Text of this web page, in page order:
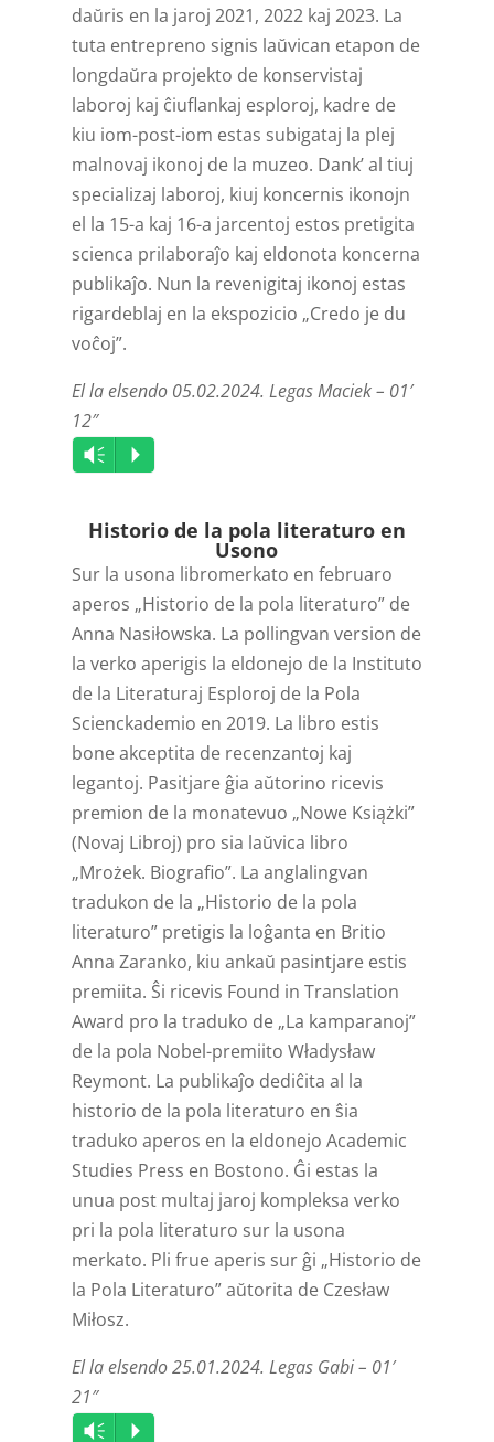
daŭris en la jaroj 2021, 2022 kaj 2023. La
tuta entrepreno signis laŭvican etapon de
longdaŭra projekto de konservistaj
laboroj kaj ĉiuflankaj esploroj, kadre de
kiu iom-post-iom estas subigataj la plej
malnovaj ikonoj de la muzeo. Dank’ al tiuj
specializaj laboroj, kiuj koncernis ikonojn
el la 15-a kaj 16-a jarcentoj estos pretigita
scienca prilaboraĵo kaj eldonota koncerna
publikaĵo. Nun la revenigitaj ikonoj estas
rigardeblaj en la ekspozicio „Credo je du
voĉoj”.
El la elsendo 05.02.2024. Legas Maciek – 01′
12″
Audio
Player
Vm P
Historio de la pola literaturo en
Usono
Sur la usona libromerkato en februaro
aperos „Historio de la pola literaturo” de
Anna Nasiłowska. La pollingvan version de
la verko aperigis la eldonejo de la Instituto
de la Literaturaj Esploroj de la Pola
Scienckademio en 2019. La libro estis
bone akceptita de recenzantoj kaj
legantoj. Pasitjare ĝia aŭtorino ricevis
premion de la monatevuo „Nowe Książki”
(Novaj Libroj) pro sia laŭvica libro
„Mrożek. Biografio”. La anglalingvan
tradukon de la „Historio de la pola
literaturo” pretigis la loĝanta en Britio
Anna Zaranko, kiu ankaŭ pasintjare estis
premiita. Ŝi ricevis Found in Translation
Award pro la traduko de „La kamparanoj”
de la pola Nobel-premiito Władysław
Reymont. La publikaĵo dediĉita al la
historio de la pola literaturo en ŝia
traduko aperos en la eldonejo Academic
Studies Press en Bostono. Ĝi estas la
unua post multaj jaroj kompleksa verko
pri la pola literaturo sur la usona
merkato. Pli frue aperis sur ĝi „Historio de
la Pola Literaturo” aŭtorita de Czesław
Miłosz.
El la elsendo 25.01.2024. Legas Gabi – 01′
21″
Audio
Vm P